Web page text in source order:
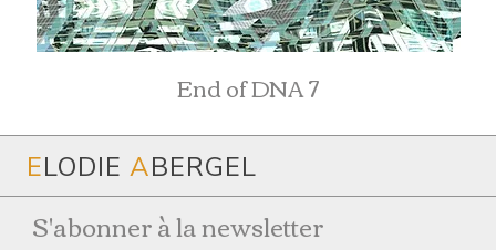
End of DNA 7
ELODIE ABERGEL
S'abonner à la newsletter